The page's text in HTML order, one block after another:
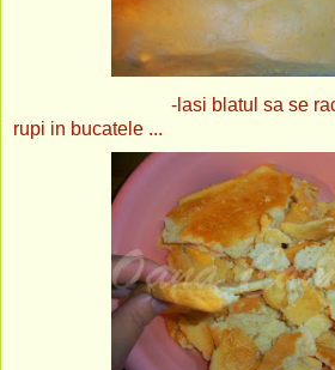
-lasi blatul sa se
rupi in bucatele ...